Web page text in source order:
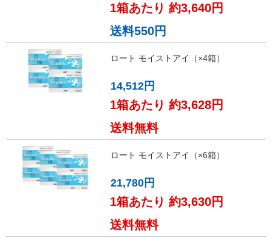
1箱あたり 約3,640円
送料550円
ロート モイストアイ（×4箱）
14,512円
1箱あたり 約3,628円
送料無料
ロート モイストアイ（×6箱）
21,780円
1箱あたり 約3,630円
送料無料